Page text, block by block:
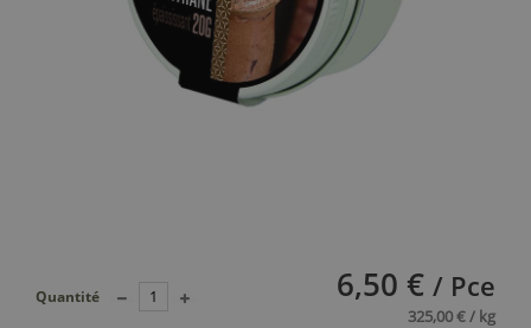
6,50 € / Pce
325,00 € / kg
Quantité